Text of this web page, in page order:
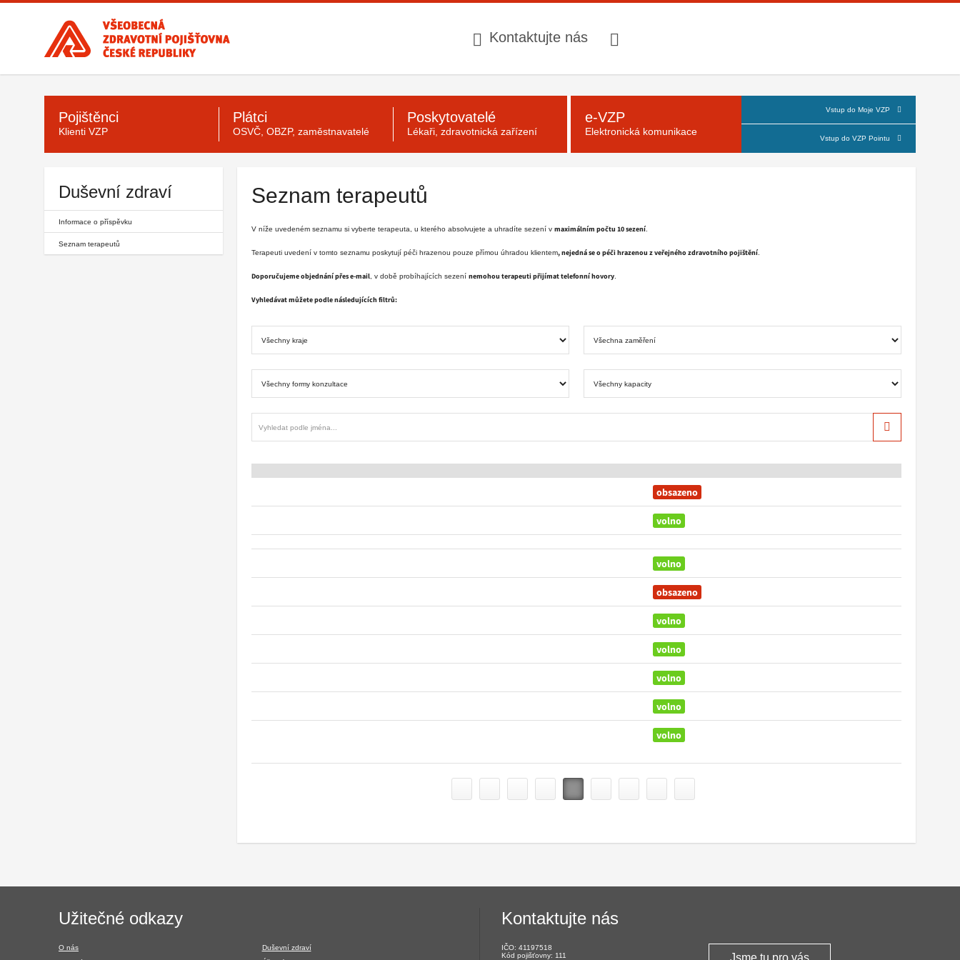
Všeobecná
zdravotní
pojišťovna
ČR,
hlavní
stránka
Kontaktujte nás
Pojištěnci
Klienti VZP
Plátci
OSVČ, OBZP, zaměstnavatelé
Poskytovatelé
Lékaři, zdravotnická zařízení
e-VZP
Elektronická komunikace
Vstup do Moje VZP
Vstup do VZP Pointu
Duševní zdraví
Informace o příspěvku
Seznam terapeutů
Seznam terapeutů
V níže uvedeném seznamu si vyberte terapeuta, u kterého absolvujete a uhradíte sezení v maximálním počtu 10 sezení
Terapeuti uvedení v tomto seznamu poskytují péči hrazenou pouze přímou úhradou klientem, nejedná se o péči hrazenou z veřejného zdravotního pojištění
Doporučujeme objednání přes e-mail , v době probíhajících sezení nemohou terapeuti přijímat telefonní hovory
Vyhledávat můžete podle následujících filtrů:
obsazeno
volno
volno
obsazeno
volno
volno
volno
volno
volno
Navigace
patičce
Užitečné odkazy
O nás
Duševní zdraví
Kontaktujte nás
IČO: 41197518
Kód pojišťovny: 111
Jsme tu pro vás